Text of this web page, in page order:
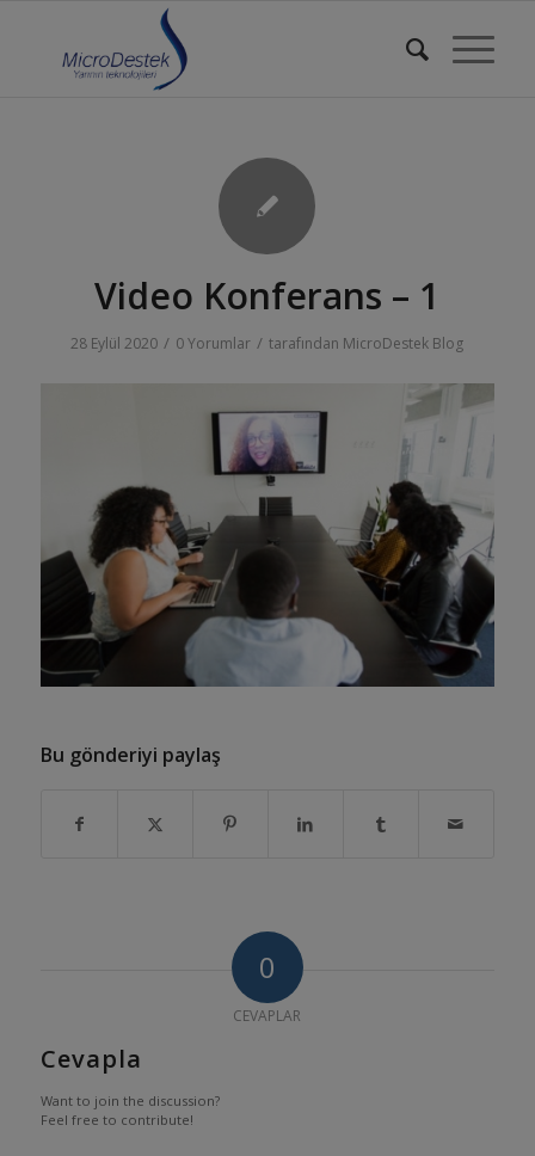
Video Konferans – 1
28 Eylül 2020 / 0 Yorumlar / tarafından MicroDestek Blog
Bu gönderiyi paylaş
0
CEVAPLAR
Cevapla
Want to join the discussion?
Feel free to contribute!